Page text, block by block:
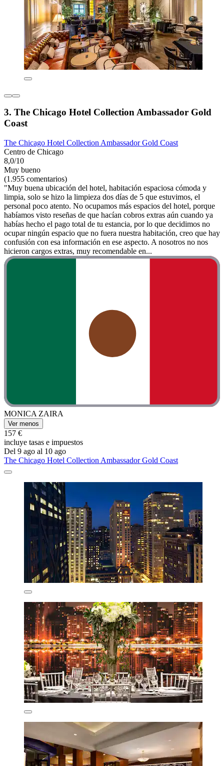
3. The Chicago Hotel Collection Ambassador Gold
Coast
The Chicago Hotel Collection Ambassador Gold Coast
Centro de Chicago
8,0/10
Muy bueno
(1.955 comentarios)
"Muy buena ubicación del hotel, habitación espaciosa cómoda y
limpia, solo se hizo la limpieza dos días de 5 que estuvimos, el
personal poco atento. No ocupamos más espacios del hotel, porque
habíamos visto reseñas de que hacían cobros extras aún cuando ya
habías hecho el pago total de tu estancia, por lo que decidimos no
ocupar ningún espacio que no fuera nuestra habitación, creo que hay
confusión con esa información en ese aspecto. A nosotros no nos
hicieron cargos extras, muy recomendable en...
MONICA ZAIRA
Ver menos
157 €
incluye tasas e impuestos
Del 9 ago al 10 ago
The Chicago Hotel Collection Ambassador Gold Coast